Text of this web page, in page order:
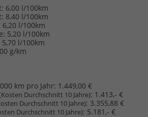
6,00 l/100km
8,40 l/100km
6,20 l/100km
5,20 l/100km
5,70 l/100km
g/km
km pro Jahr: 1.449,00 €
Durchschnitt 10 Jahre): 1.413,- €
Durchschnitt 10 Jahre): 3.355,88 €
Durchschnitt 10 Jahre): 5.181,- €